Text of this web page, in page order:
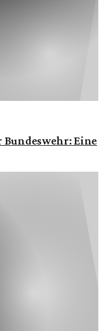
Bundeswehr: Eine